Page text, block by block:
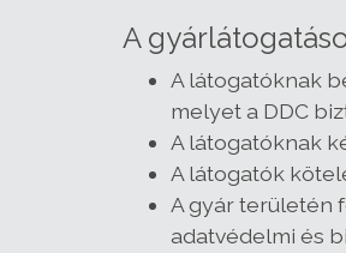
A
A látogatóknak
melyet a DDC
A látogatóknak
A látogatók
A gyár területén
adatvédelmi és